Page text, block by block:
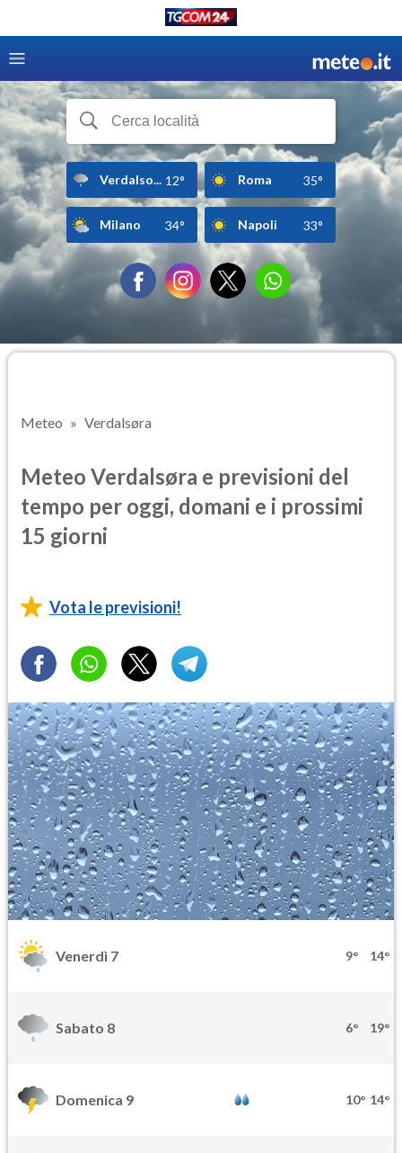
Verdalso... 12° Roma 35°
Milano 34° Napoli 33°
Meteo Verdalsøra
Meteo Verdalsøra e previsioni del
tempo per oggi, domani e i prossimi
15 giorni
Vota le previsioni!
Venerdì 7 9° 14°
Sabato 8 6° 19°
Domenica 9 10° 14°